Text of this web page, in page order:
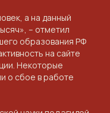
а на данный
– отметил
образования РФ
на сайте
Некоторые
о сбое в работе